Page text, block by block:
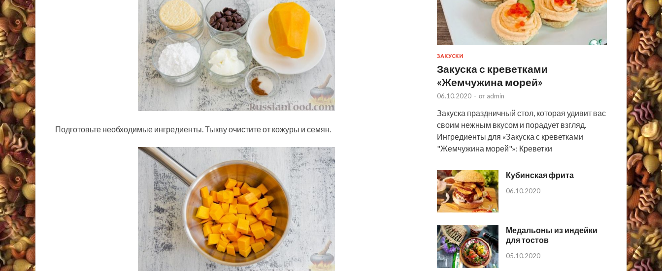
Подготовьте необходимые ингредиенты. Тыкву очистите от кожуры и семян.
ЗАКУСКИ
Закуска с креветками
«Жемчужина морей»
06.10.2020 - от admin
Закуска праздничный стол, которая удивит вас
своим нежным вкусом и порадует взгляд.
Ингредиенты для «Закуска с креветками
"Жемчужина морей"»: Креветки
Кубинская фрита
06.10.2020
Медальоны из индейки
для тостов
05.10.2020